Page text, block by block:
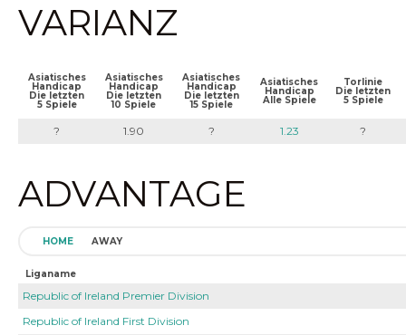
VARIANZ
Asiatisches
Handicap
Die letzten
5 Spiele
Asiatisches
Handicap
Die letzten
10 Spiele
Asiatisches
Handicap
Die letzten
15 Spiele
Asiatisches
Handicap
Alle Spiele
Torlinie
Die letzten
5 Spiele
? 1.90 ? 1.23 ?
ADVANTAGE
HOME AWAY
Liganame
Republic of Ireland Premier Division
Republic of Ireland First Division